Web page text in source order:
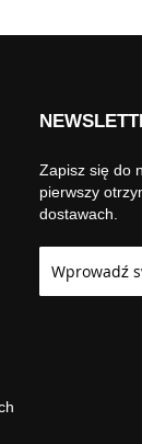
Zapisz się do
pierwszy
dostawach.
nasz
newsletter: